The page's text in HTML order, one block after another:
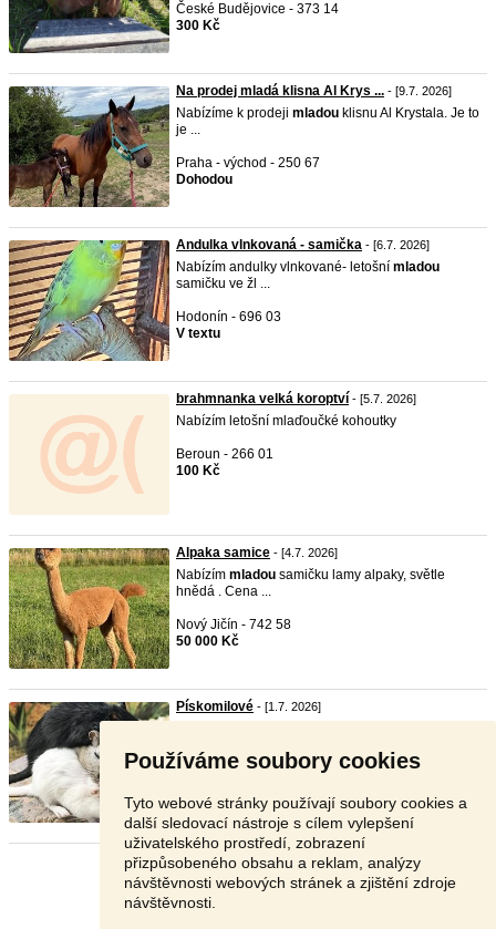
Používáme soubory cookies
Tyto webové stránky používají soubory cookies a
další sledovací nástroje s cílem vylepšení
uživatelského prostředí, zobrazení
přizpůsobeného obsahu a reklam, analýzy
návštěvnosti webových stránek a zjištění zdroje
návštěvnosti.
České Budějovice - 373 14
300 Kč
Na prodej mladá klisna Al Krys ... - [9.7. 2026]
Nabízíme k prodeji mladou klisnu Al Krystala. Je to
je ...
Praha - východ - 250 67
Dohodou
Andulka vlnkovaná - samička - [6.7. 2026]
Nabízím andulky vlnkované- letošní mladou
samičku ve žl ...
Hodonín - 696 03
V textu
brahmnanka velká koroptví - [5.7. 2026]
Nabízím letošní mlaďoučké kohoutky
Beroun - 266 01
100 Kč
Alpaka samice - [4.7. 2026]
Nabízím mladou samičku lamy alpaky, světle
hnědá . Cena ...
Nový Jičín - 742 58
50 000 Kč
Pískomilové - [1.7. 2026]
300 Kč
Stránka: 1 2 Další